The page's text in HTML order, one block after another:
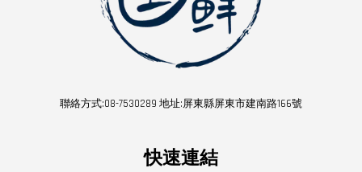
聯絡方式:08-7530289 地址:屏東縣屏東市建南路166號
快速連結